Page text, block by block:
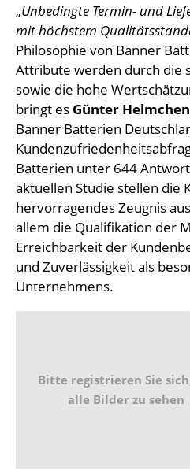
„Unbedingte Termin- und
mit höchstem
Philosophie von Banner
Attribute werden durch die
sowie die hohe
bringt es Günter Helmchen
Banner Batterien
Batterien unter 644
aktuellen Studie stellen die
hervorragendes Zeugnis
allem die Qualifikation der
Erreichbarkeit der
und Zuverlässigkeit als
Unternehmens.
Bitte registrieren Sie
alle Bilder zu sehen